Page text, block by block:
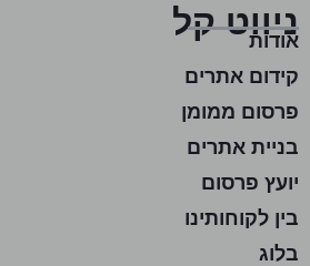
ניווט קל
אודות
קידום אתרים
פרסום ממומן
בניית אתרים
יועץ פרסום
בין לקוחותינו
בלוג